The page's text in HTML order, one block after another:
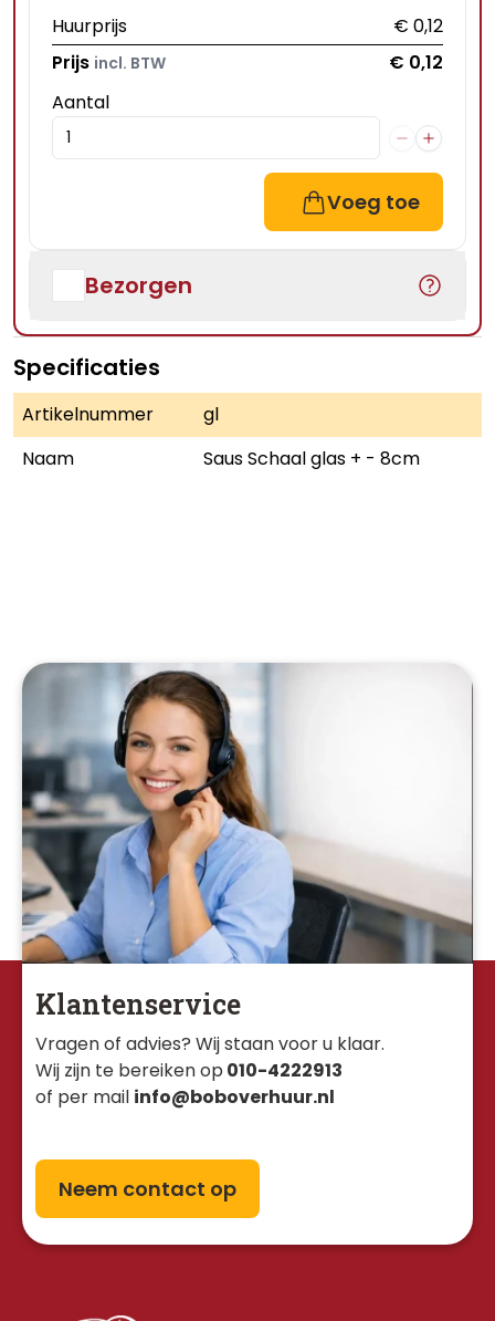
Huurprijs
€ 0,12
Prijs incl. BTW
€ 0,12
Aantal
Voeg toe
Bezorgen
Specificaties
Artikelnummer
gl
Naam
Saus Schaal glas + - 8cm
Klantenservice
Vragen of advies? Wij staan voor u klaar.
Wij zijn te bereiken op 010-4222913
of per mail info@boboverhuur.nl
Neem contact op